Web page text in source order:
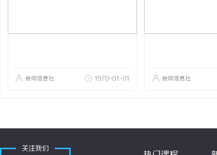
娄烦信息社 1970-01-01 娄烦信息社
关注我们